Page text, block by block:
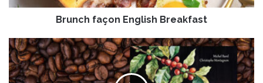
ç
E
n
g
l
Brunch façon English Breakfast
“
C
a
f